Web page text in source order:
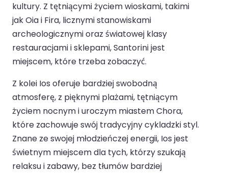
kultury. Z tętniącymi życiem wioskami, takimi
jak Oia i Fira, licznymi stanowiskami
archeologicznymi oraz światowej klasy
restauracjami i sklepami, Santorini jest
miejscem, które trzeba zobaczyć.
Z kolei Ios oferuje bardziej swobodną
atmosferę, z pięknymi plażami, tętniącym
życiem nocnym i uroczym miastem Chora,
które zachowuje swój tradycyjny cykladzki styl.
Znane ze swojej młodzieńczej energii, Ios jest
świetnym miejscem dla tych, którzy szukają
relaksu i zabawy, bez tłumów bardziej